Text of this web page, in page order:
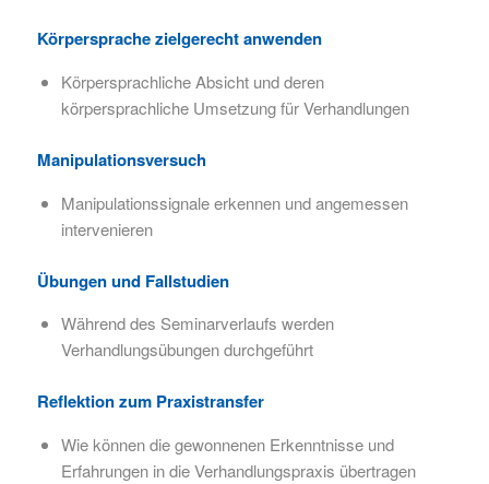
Körpersprache zielgerecht anwenden
Körpersprachliche Absicht und deren
körpersprachliche Umsetzung für Verhandlungen
Manipulationsversuch
Manipulationssignale erkennen und angemessen
intervenieren
Übungen und Fallstudien
Während des Seminarverlaufs werden
Verhandlungsübungen durchgeführt
Reflektion zum Praxistransfer
Wie können die gewonnenen Erkenntnisse und
Erfahrungen in die Verhandlungspraxis übertragen